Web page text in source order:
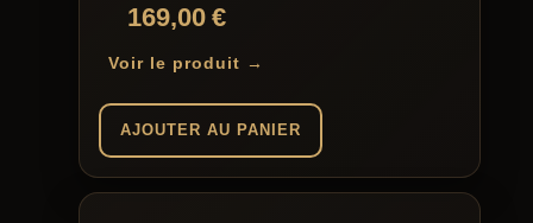
169,00€
Voir le produit →
AJOUTER AU PANIER